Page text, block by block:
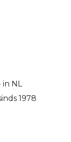
in NL
1978